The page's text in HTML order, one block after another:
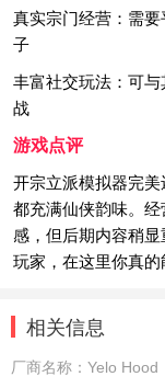
真实宗门经营：需
子
丰富社交玩法：可
战
游戏点评
开宗立派模拟器完
都充满仙侠韵味。
感，但后期内容稍
玩家，在这里你真的
相关信息
厂商名称： Yelo Hood